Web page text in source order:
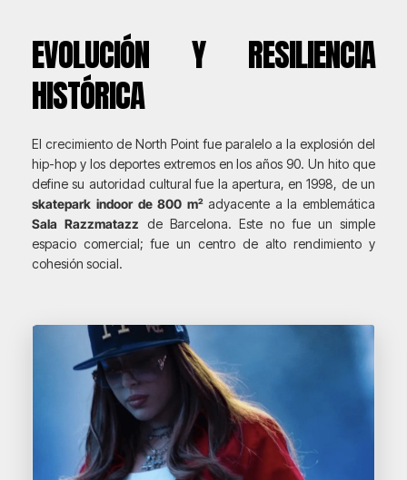
EVOLUCIÓN Y RESILIENCIA
HISTÓRICA
El crecimiento de North Point fue paralelo a la explosión del
hip-hop y los deportes extremos en los años 90. Un hito que
define su autoridad cultural fue la apertura, en 1998, de un
skatepark indoor de 800 m²adyacente a la emblemática
Sala Razzmatazz de Barcelona. Este no fue un simple
espacio comercial; fue un centro de alto rendimiento y
cohesión social.